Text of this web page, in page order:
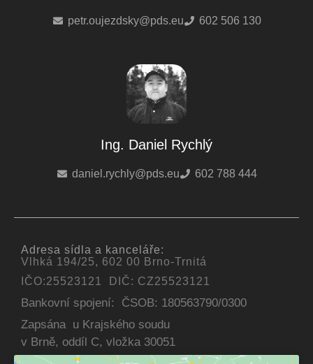
petr.oujezdsky@pds.eu 602 506 130
Ing. Daniel Rychlý
daniel.rychly@pds.eu 602 788 444
Adresa sídla a kanceláře:
Vlhká 194/25, 602 00 Brno-Trnitá
IČO:25523121 DIČ: CZ25523121
Bankovní spojení:
ČSOB: 180563790/0300
Zapsána u Krajského soudu
v Brně, oddíl C, vložka 30051